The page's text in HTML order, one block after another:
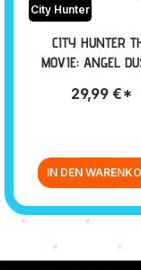
City Hunter
CITY HUNTER
MOVIE: ANGEL
[BLU-RAY+DVD]
29,99 €*
IN DEN
Zurück zur